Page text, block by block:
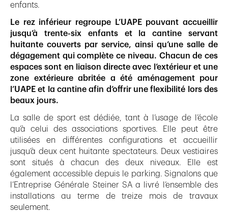
enfants.
Le rez inférieur regroupe L’UAPE pouvant accueillir
jusqu’à trente-six enfants et la cantine servant
huitante couverts par service, ainsi qu’une salle de
dégagement qui complète ce niveau. Chacun de ces
espaces sont en liaison directe avec l’extérieur et une
zone extérieure abritée a été aménagement pour
l’UAPE et la cantine afin d’offrir une flexibilité lors des
beaux jours.
La salle de sport est dédiée, tant à l’usage de l’école
qu’à celui des associations sportives. Elle peut être
utilisées en différentes configurations et accueillir
jusqu’à deux cent huitante spectateurs. Deux vestiaires
sont situés à chacun des deux niveaux. Elle est
également accessible depuis le parking. Signalons que
l’Entreprise Générale Steiner SA a livré l’ensemble des
installations au terme de treize mois de travaux
seulement.